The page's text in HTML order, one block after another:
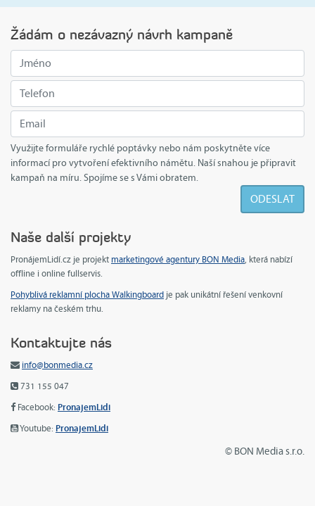
Žádám o nezávazný návrh kampaně
Využijte formuláře rychlé poptávky nebo nám poskytněte více
informací pro vytvoření efektivního námětu. Naší snahou je připravit
kampaň na míru. Spojíme se s Vámi obratem.
Naše další projekty
PronájemLidí.cz je projekt marketingové agentury BON Media, která nabízí
offline i online fullservis.
Pohyblivá reklamní plocha Walkingboard je pak unikátní řešení venkovní
reklamy na českém trhu.
Kontaktujte nás
info@bonmedia.cz
731 155 047
Facebook: PronajemLidi
Youtube: PronajemLidi
© BON Media s.r.o.